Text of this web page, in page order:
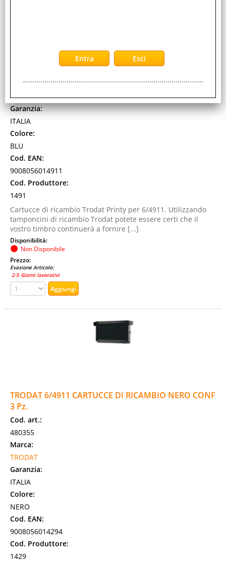
Marca:
TRODAT
Garanzia:
ITALIA
Colore:
BLU
Cod. EAN:
9008056014911
Cod. Produttore:
1491
Cartucce di ricambio Trodat Printy per 6/4911. Utilizzando
tamponcini di ricambio Trodat potete essere certi che il
vostro timbro continuerà a fornire [...]
Disponibilità:
Non Disponibile
Prezzo:
Evasione Articolo:
2-5 Giorni lavorativi
TRODAT 6/4911 CARTUCCE DI RICAMBIO NERO CONF
3 Pz.
Cod. art.:
480355
Marca:
TRODAT
Garanzia:
ITALIA
Colore:
NERO
Cod. EAN:
9008056014294
Cod. Produttore:
1429